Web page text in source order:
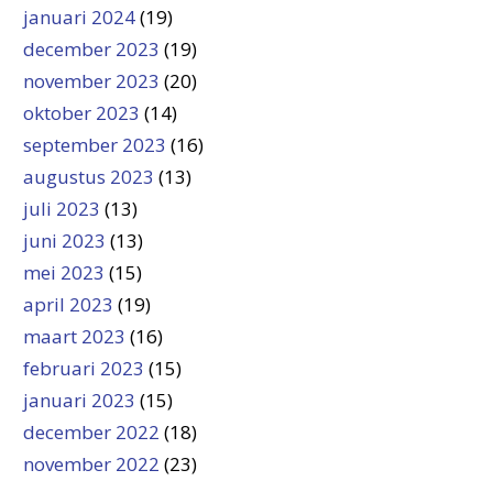
januari 2024(19)
december 2023 (19)
november 2023 (20)
oktober 2023 (14)
september 2023 (16)
augustus 2023 (13)
juli 2023 (13)
juni 2023 (13)
mei 2023 (15)
april 2023 (19)
maart 2023 (16)
februari 2023 (15)
januari 2023 (15)
december 2022 (18)
november 2022 (23)